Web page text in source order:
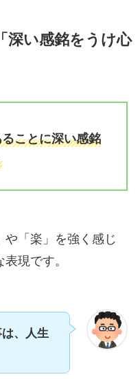
深い感銘をうけ心
ことに深い感銘
「楽」を強く感じ
現です。
、人生